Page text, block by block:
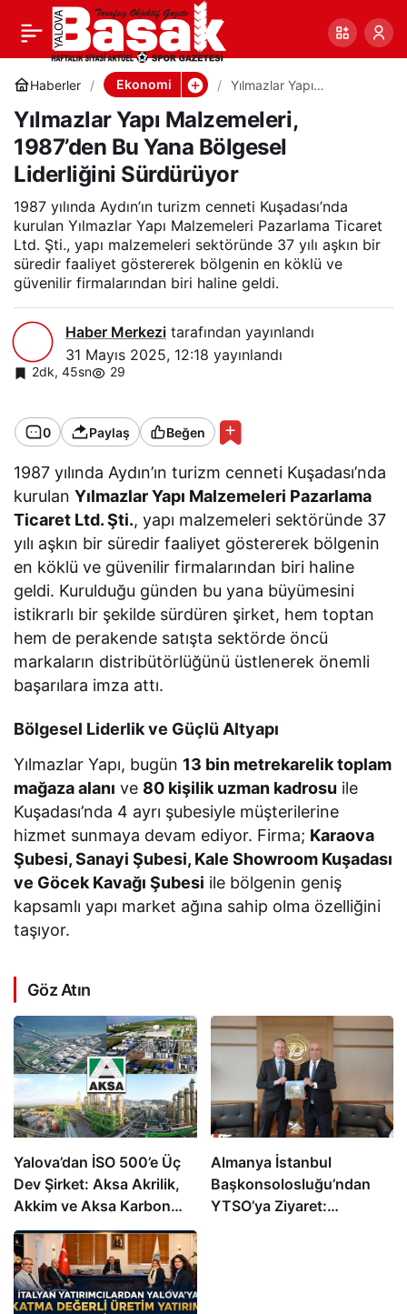
Haberler Ekonomi
Yılmazlar Yapı
Yana Bölgesel Liderliğini
Sürdürüyor
Yılmazlar Yapı Malzemeleri,
1987’den Bu Yana Bölgesel
Liderliğini Sürdürüyor
1987 yılında Aydın’ın turizm cenneti Kuşadası’nda
kurulan Yılmazlar Yapı Malzemeleri Pazarlama Ticaret
Ltd. Şti., yapı malzemeleri sektöründe 37 yılı aşkın bir
süredir faaliyet göstererek bölgenin en köklü ve
güvenilir firmalarından biri haline geldi.
Haber Merkezi tarafından yayınlandı
31 Mayıs 2025, 12:18 yayınlandı
2dk, 45sn 29
0 Paylaş Beğen
1987 yılında Aydın’ın turizm cenneti Kuşadası’nda
kurulanYılmazlar Yapı Malzemeleri Pazarlama
Ticaret Ltd. Şti., yapı malzemeleri sektöründe 37
yılı aşkın bir süredir faaliyet göstererek bölgenin
en köklü ve güvenilir firmalarından biri haline
geldi. Kurulduğu günden bu yana büyümesini
istikrarlı bir şekilde sürdüren şirket, hem toptan
hem de perakende satışta sektörde öncü
markaların distribütörlüğünü üstlenerek önemli
başarılara imza attı.
Bölgesel Liderlik ve Güçlü Altyapı
Yılmazlar Yapı, bugün 13 bin metrekarelik toplam
mağaza alanı ve 80 kişilik uzman kadrosu ile
Kuşadası’nda 4 ayrı şubesiyle müşterilerine
hizmet sunmaya devam ediyor. Firma; Karaova
Şubesi, Sanayi Şubesi, Kale Showroom Kuşadası
ve Göcek Kavağı Şubesi ile bölgenin geniş
kapsamlı yapı market ağına sahip olma özelliğini
taşıyor.
Göz Atın
Yalova’dan İSO 500’e Üç
Dev Şirket: Aksa Akrilik,
Akkim ve Aksa Karbon
Türkiye’nin En Büyükleri
Arasında
Almanya İstanbul
Başkonsolosluğu’ndan
YTSO’ya Ziyaret:
Yılmazlar Yapı
Malzemeleri, 1987’den Bu
Yana Bölgesel Liderliğini
Sürdürüyor
0 Paylaş